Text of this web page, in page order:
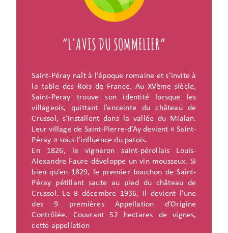
“L'AVIS DU SOMMELIER”
Saint-Péray naît à l’époque romaine et s’invite à
la table des Rois de France. Au XVème siècle,
Saint-Peray trouve son identité lorsque les
villageois, quittant l’enceinte du château de
Crussol, s’installent dans la vallée du Mialan.
Leur village de Saint-Pierre-d’Ay devient « Saint-
Péray » sous l’influence du patois.
En 1826, le vigneron saint-pérollais Louis-
Alexandre Faure développe un vin mousseux. Si
bien qu’en 1829, le premier bouchon de Saint-
Péray pétillant saute au pied du château de
Crussol. Le 8 décembre 1936, il devient l'une
des 9 premières Appellation d’Origine
Contrôlée. Couvrant 52 hectares de vignes,
cette appellation